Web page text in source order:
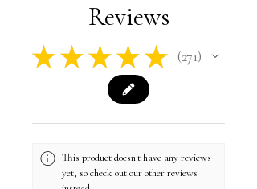
Echeveaux de 50g (200m), à associé à
paire de chaussette jusqu'à environ une
pointure 40, ou des socquettes pour
une pointure supérieure.
Lavable en machine jusqu'à 30°C
Reviews
★ ★ ★ ★ ★ 271
271
This product doesn't have any reviews
yet, so check out our other reviews